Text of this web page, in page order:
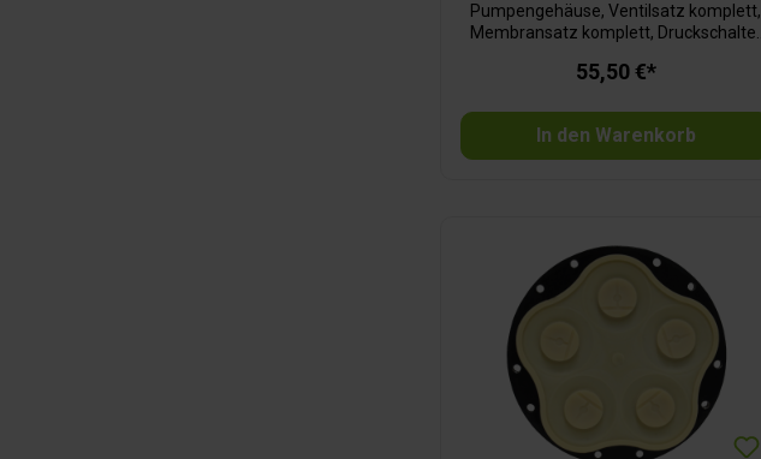
Pumpengehäuse, Ventilsatz komplett,
Membransatz komplett, Druckschalter
Befestigungsschrauben
55,50 €*
In den Warenkorb